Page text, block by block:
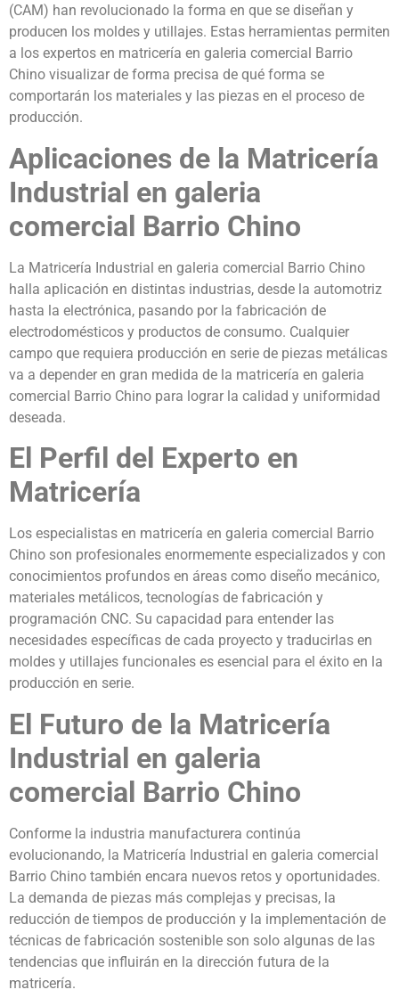
(CAM) han revolucionado la forma en que se diseñan y
producen los moldes y utillajes. Estas herramientas permiten
a los expertos en matricería en galeria comercial Barrio
Chino visualizar de forma precisa de qué forma se
comportarán los materiales y las piezas en el proceso de
producción.
Aplicaciones de la Matricería
Industrial en galeria
comercial Barrio Chino
La Matricería Industrial en galeria comercial Barrio Chino
halla aplicación en distintas industrias, desde la automotriz
hasta la electrónica, pasando por la fabricación de
electrodomésticos y productos de consumo. Cualquier
campo que requiera producción en serie de piezas metálicas
va a depender en gran medida de la matricería en galeria
comercial Barrio Chino para lograr la calidad y uniformidad
deseada.
El Perfil del Experto en
Matricería
Los especialistas en matricería en galeria comercial Barrio
Chino son profesionales enormemente especializados y con
conocimientos profundos en áreas como diseño mecánico,
materiales metálicos, tecnologías de fabricación y
programación CNC. Su capacidad para entender las
necesidades específicas de cada proyecto y traducirlas en
moldes y utillajes funcionales es esencial para el éxito en la
producción en serie.
El Futuro de la Matricería
Industrial en galeria
comercial Barrio Chino
Conforme la industria manufacturera continúa
evolucionando, la Matricería Industrial en galeria comercial
Barrio Chino también encara nuevos retos y oportunidades.
La demanda de piezas más complejas y precisas, la
reducción de tiempos de producción y la implementación de
técnicas de fabricación sostenible son solo algunas de las
tendencias que influirán en la dirección futura de la
matricería.